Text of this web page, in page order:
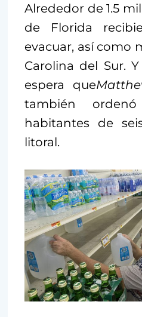
Alrededor de 1.5
de Florida
evacuar, así como
Carolina del Sur.
espera que
también
habitantes de
litoral.